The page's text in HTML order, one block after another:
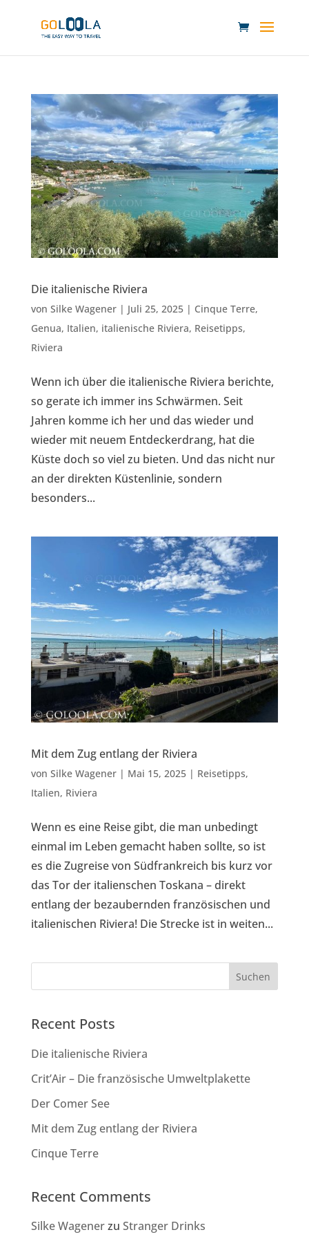
Die italienische Riviera
von Silke Wagener| Juli 25, 2025| Cinque Terre,
Genua, Italien, italienische Riviera, Reisetipps,
Riviera
Wenn ich über die italienische Riviera berichte,
so gerate ich immer ins Schwärmen. Seit
Jahren komme ich her und das wieder und
wieder mit neuem Entdeckerdrang, hat die
Küste doch so viel zu bieten. Und das nicht nur
an der direkten Küstenlinie, sondern
besonders...
Mit dem Zug entlang der Riviera
von Silke Wagener| Mai 15, 2025| Reisetipps,
Italien, Riviera
Wenn es eine Reise gibt, die man unbedingt
einmal im Leben gemacht haben sollte, so ist
es die Zugreise von Südfrankreich bis kurz vor
das Tor der italienschen Toskana – direkt
entlang der bezaubernden französischen und
italienischen Riviera! Die Strecke ist in weiten...
Suchen
Recent Posts
Die italienische Riviera
Crit’Air – Die französische Umweltplakette
Der Comer See
Mit dem Zug entlang der Riviera
Cinque Terre
Recent Comments
Silke Wagenerzu Stranger Drinks